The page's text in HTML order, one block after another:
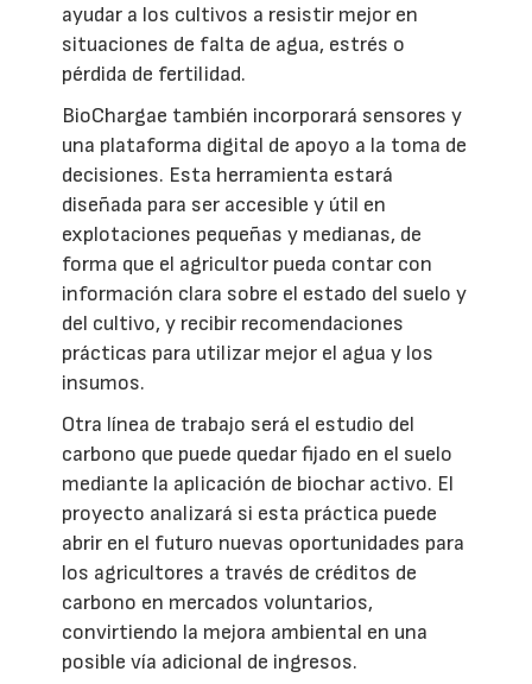
ayudar a los cultivos a resistir mejor en
situaciones de falta de agua, estrés o
pérdida de fertilidad.
BioChargae también incorporará sensores y
una plataforma digital de apoyo a la toma de
decisiones. Esta herramienta estará
diseñada para ser accesible y útil en
explotaciones pequeñas y medianas, de
forma que el agricultor pueda contar con
información clara sobre el estado del suelo y
del cultivo, y recibir recomendaciones
prácticas para utilizar mejor el agua y los
insumos.
Otra línea de trabajo será el estudio del
carbono que puede quedar fijado en el suelo
mediante la aplicación de biochar activo. El
proyecto analizará si esta práctica puede
abrir en el futuro nuevas oportunidades para
los agricultores a través de créditos de
carbono en mercados voluntarios,
convirtiendo la mejora ambiental en una
posible vía adicional de ingresos.